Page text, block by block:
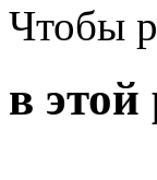
Чтобы
в этой